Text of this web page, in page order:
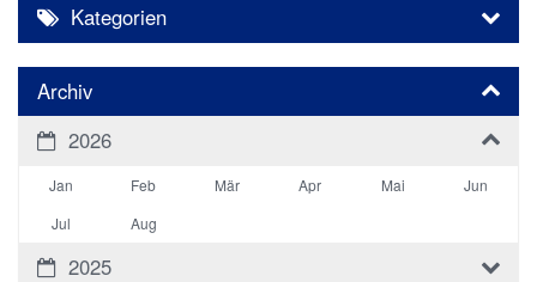
Kategorien
Archiv
2026
Jan Feb Mär Apr Mai
Jun
Jul
Aug
2025